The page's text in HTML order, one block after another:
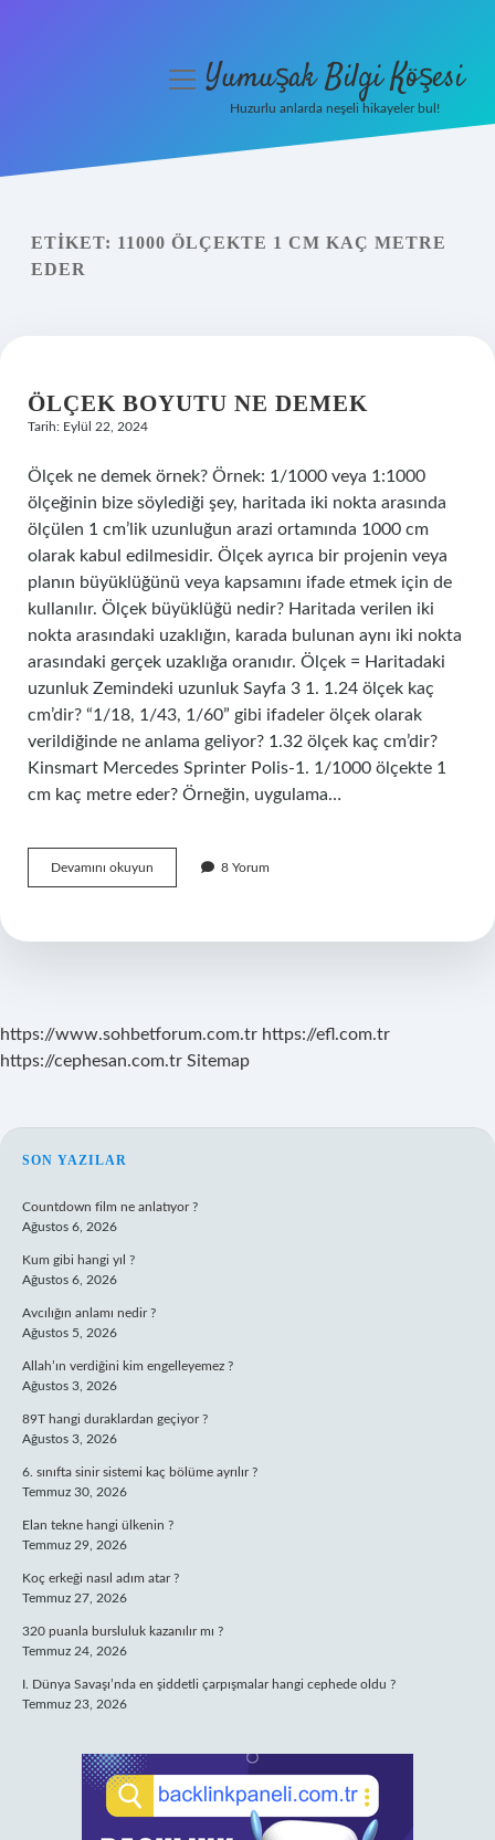
Yasal Uyarı
menüyüYumuşak Bilgi Köşesi
Huzurlu anlarda neşeli hikayeler bul!
ETIKET: 11000 ÖLÇEKTE 1 CM KAÇ METRE
EDER
ÖLÇEK BOYUTU NE DEMEK
Tarih: Eylül 22, 2024
Ölçek ne demek örnek? Örnek: 1/1000 veya 1:1000
ölçeğinin bize söylediği şey, haritada iki nokta arasında
ölçülen 1 cm’lik uzunluğun arazi ortamında 1000 cm
olarak kabul edilmesidir. Ölçek ayrıca bir projenin veya
planın büyüklüğünü veya kapsamını ifade etmek için de
kullanılır. Ölçek büyüklüğü nedir? Haritada verilen iki
nokta arasındaki uzaklığın, karada bulunan aynı iki nokta
arasındaki gerçek uzaklığa oranıdır. Ölçek = Haritadaki
uzunluk Zemindeki uzunluk Sayfa 3 1. 1.24 ölçek kaç
cm’dir? “1/18, 1/43, 1/60” gibi ifadeler ölçek olarak
verildiğinde ne anlama geliyor? 1.32 ölçek kaç cm’dir?
Kinsmart Mercedes Sprinter Polis-1. 1/1000 ölçekte 1
cm kaç metre eder? Örneğin, uygulama…
Devamını okuyun
Boyutu
8 Yorum
https://www.sohbetforum.com.tr https://efl.com.tr
https://cephesan.com.tr Sitemap
SIDEBAR
SON YAZILAR
Countdown film ne anlatıyor ?
Ağustos 6, 2026
Kum gibi hangi yıl ?
Ağustos 6, 2026
Avcılığın anlamı nedir ?
Ağustos 5, 2026
Allah’ın verdiğini kim engelleyemez ?
Ağustos 3, 2026
89T hangi duraklardan geçiyor ?
Ağustos 3, 2026
6. sınıfta sinir sistemi kaç bölüme ayrılır ?
Temmuz 30, 2026
Elan tekne hangi ülkenin ?
Temmuz 29, 2026
Koç erkeği nasıl adım atar ?
Temmuz 27, 2026
320 puanla bursluluk kazanılır mı ?
Temmuz 24, 2026
I. Dünya Savaşı’nda en şiddetli çarpışmalar hangi cephede oldu ?
Temmuz 23, 2026